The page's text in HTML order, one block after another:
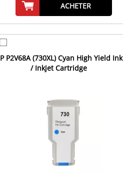
ACHETER
P2V68A (730XL) Cyan High Yield Ink
/ Inkjet Cartridge